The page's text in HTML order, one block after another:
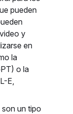
pueden
y
en
la
o la
E,
un tipo